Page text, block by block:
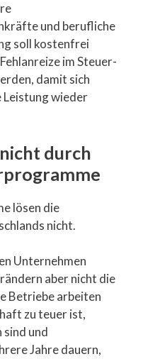
und berufliche
soll kostenfrei
im Steuer-
damit sich
wieder
durch
lösen die
nicht.
Unternehmen
aber nicht die
Betriebe arbeiten
zu teuer ist,
sind und
Jahre dauern,